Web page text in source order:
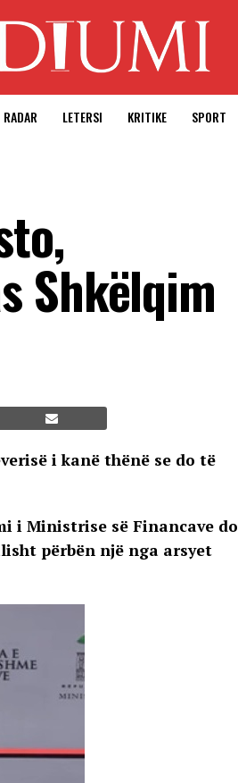
RADAR LETERSI KRITIKE SPORT
Shkëlqim
i kanë thënë se do të
i Ministrise së Financave do
përbën një nga arsyet